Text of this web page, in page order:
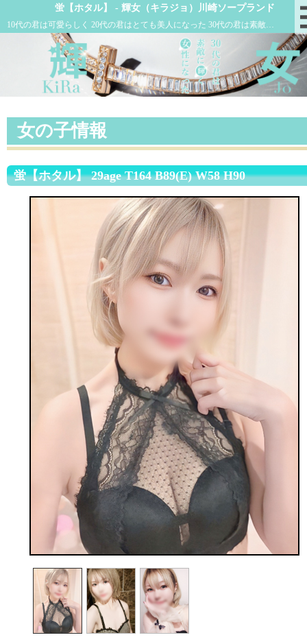
蛍【ホタル】 - 輝女（キラジョ）川崎ソープランド
10代の君は可愛らしく 20代の君はとても美人になった 30代の君は素敵に輝く女性になった
女の子情報
蛍【ホタル】 29age T164 B89(E) W58 H90